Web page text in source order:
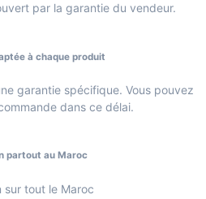
par la garantie du vendeur.
à chaque produit
garantie spécifique. Vous pouvez
dans ce délai.
partout au Maroc
sur tout le Maroc